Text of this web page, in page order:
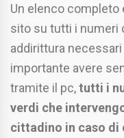
Un elenco completo
sito su tutti i numeri
addirittura
importante avere
tramite il pc,tutti i
verdi che
cittadino in caso di